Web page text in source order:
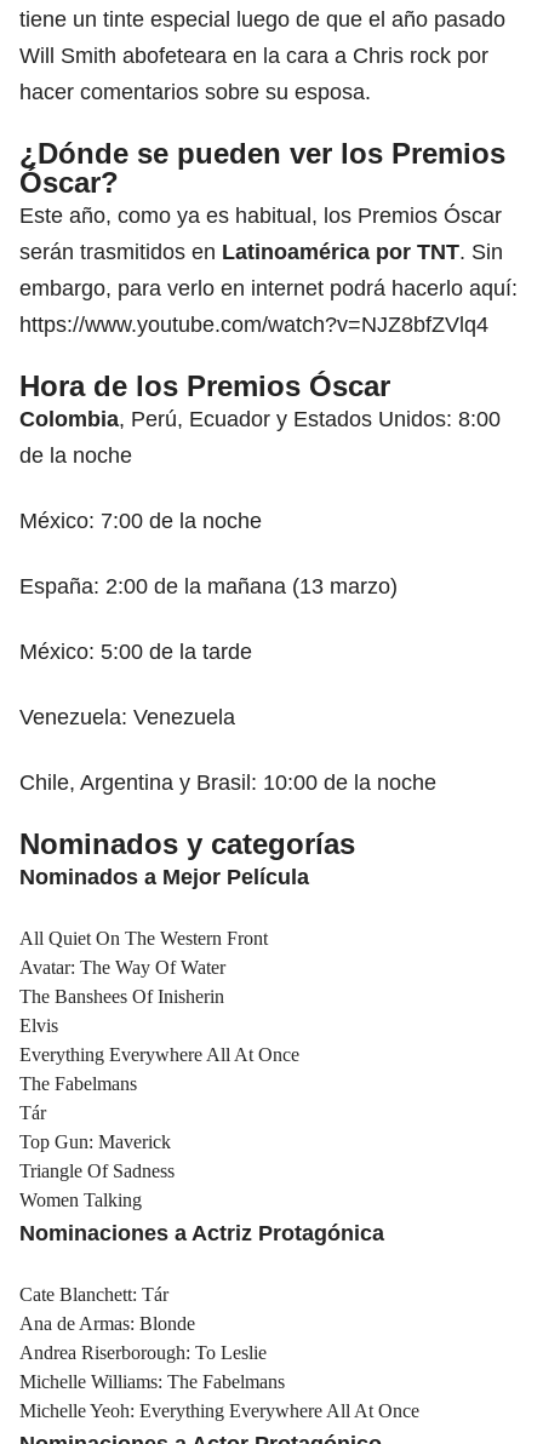
tiene un tinte especial luego de que el año pasado
Will Smith abofeteara en la cara a Chris rock por
hacer comentarios sobre su esposa.
¿Dónde se pueden ver los Premios
Óscar?
Este año, como ya es habitual, los Premios Óscar
serán trasmitidos en Latinoamérica por TNT. Sin
embargo, para verlo en internet podrá hacerlo aquí:
https://www.youtube.com/watch?v=NJZ8bfZVlq4
Hora de los Premios Óscar
Colombia, Perú, Ecuador y Estados Unidos: 8:00
de la noche
México: 7:00 de la noche
España: 2:00 de la mañana (13 marzo)
México: 5:00 de la tarde
Venezuela: Venezuela
Chile, Argentina y Brasil: 10:00 de la noche
Nominados y categorías
Nominados a Mejor Película
All Quiet On The Western Front
Avatar: The Way Of Water
The Banshees Of Inisherin
Elvis
Everything Everywhere All At Once
The Fabelmans
Tár
Top Gun: Maverick
Triangle Of Sadness
Women Talking
Nominaciones a Actriz Protagónica
Cate Blanchett: Tár
Ana de Armas: Blonde
Andrea Riserborough: To Leslie
Michelle Williams: The Fabelmans
Michelle Yeoh: Everything Everywhere All At Once